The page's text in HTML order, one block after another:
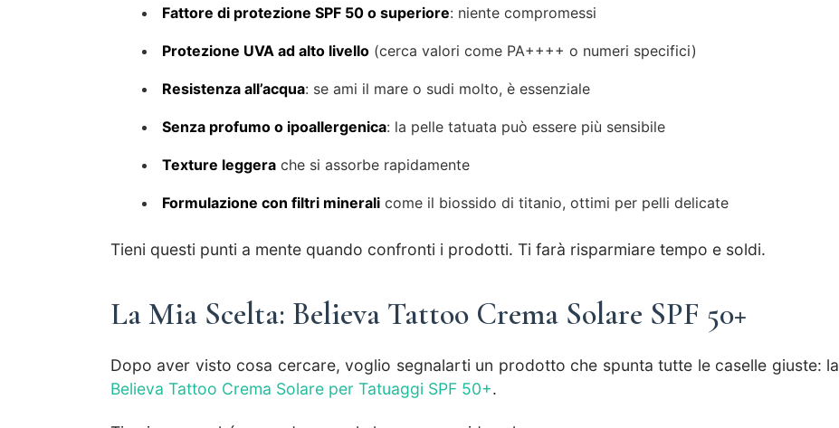
Fattore di protezione SPF 50 o superiore: niente compromessi
Protezione UVA ad alto livello (cerca valori come PA++++ o numeri specifici)
Resistenza all’acqua: se ami il mare o sudi molto, è essenziale
Senza profumo o ipoallergenica: la pelle tatuata può essere più sensibile
Texture leggera che si assorbe rapidamente
Formulazione con filtri minerali come il biossido di titanio, ottimi per pelli delicate
Tieni questi punti a mente quando confronti i prodotti. Ti farà risparmiare tempo e soldi.
La Mia Scelta: Believa Tattoo Crema Solare SPF 50+
Dopo aver visto cosa cercare, voglio segnalarti un prodotto che spunta tutte le caselle giuste: la
Believa Tattoo Crema Solare per Tatuaggi SPF 50+.